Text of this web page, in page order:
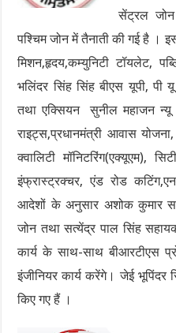
सेंट्रल
पश्चिम जोन में तैनाती की गई है ।
मिशन,हृदय,कम्युनिटी टॉयलेट,
भलिंदर सिंह सिंह बीएस यूपी, पी
तथा एक्सियन सुनील महाजन न्यू
राइट्स,प्रधानमंत्री आवास
क्वालिटी मॉनिटरिंग(एक्यूएम),
इंफ्रास्ट्रक्चर, एंड रोड
आदेशों के अनुसार अशोक कुमार
जोन तथा सत्येंद्र पाल सिंह
कार्य के साथ-साथ बीआरटीएस
इंजीनियर कार्य करेंगे। जेई भूपिंदर
किए गए हैं ।